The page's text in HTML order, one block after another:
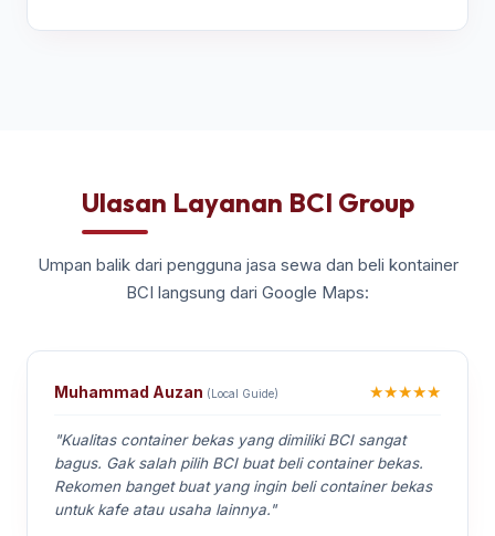
Ulasan Layanan BCI Group
Umpan balik dari pengguna jasa sewa dan beli kontainer
BCI langsung dari Google Maps:
Muhammad Auzan (Local Guide) ★★★★★
"Kualitas container bekas yang dimiliki BCI sangat
bagus. Gak salah pilih BCI buat beli container bekas.
Rekomen banget buat yang ingin beli container bekas
untuk kafe atau usaha lainnya."